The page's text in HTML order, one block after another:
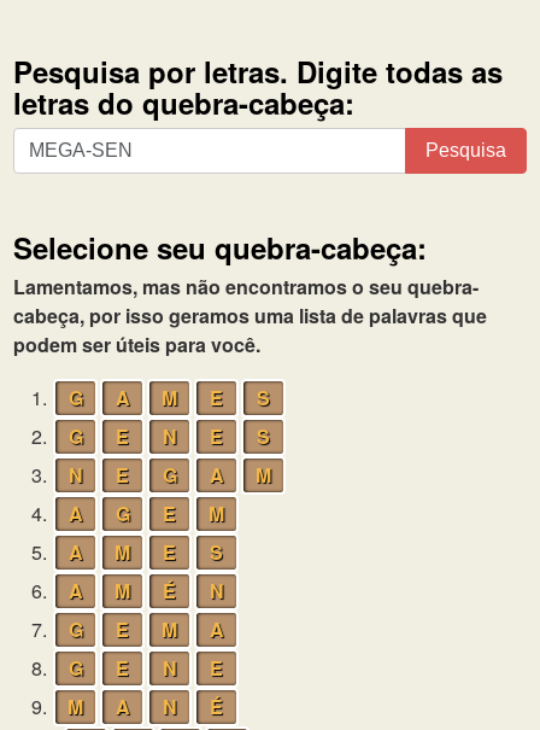
Pesquisa por letras. Digite todas as
letras do quebra-cabeça:
Pesquisa
por
todas
as
letras
do
quebra-
cabeça:
Pesquisa
Selecione seu quebra-cabeça:
Lamentamos, mas não encontramos o seu quebra-
cabeça, por isso geramos uma lista de palavras que
podem ser úteis para você.
1.
G A M E
S
2.
G E N E
S
3.
N E G A
M
4.
A G E
M
5.
A M E
S
6.
A M É
N
7.
G E M
A
8.
G E N
E
9.
M A N
É